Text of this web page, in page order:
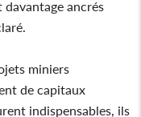
ancrés
miniers
de capitaux
indispensables, ils